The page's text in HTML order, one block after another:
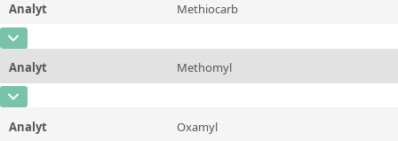
Konzentration 5 - 200
Einheit µg/L
Zusätzliche Informationen
Analyt Methiocarb
CAS-Nummer
Konzentration 5 - 200
Einheit
Analyt Methomyl
CAS-Nummer
Konzentration 5 - 200
Analyt Oxamyl